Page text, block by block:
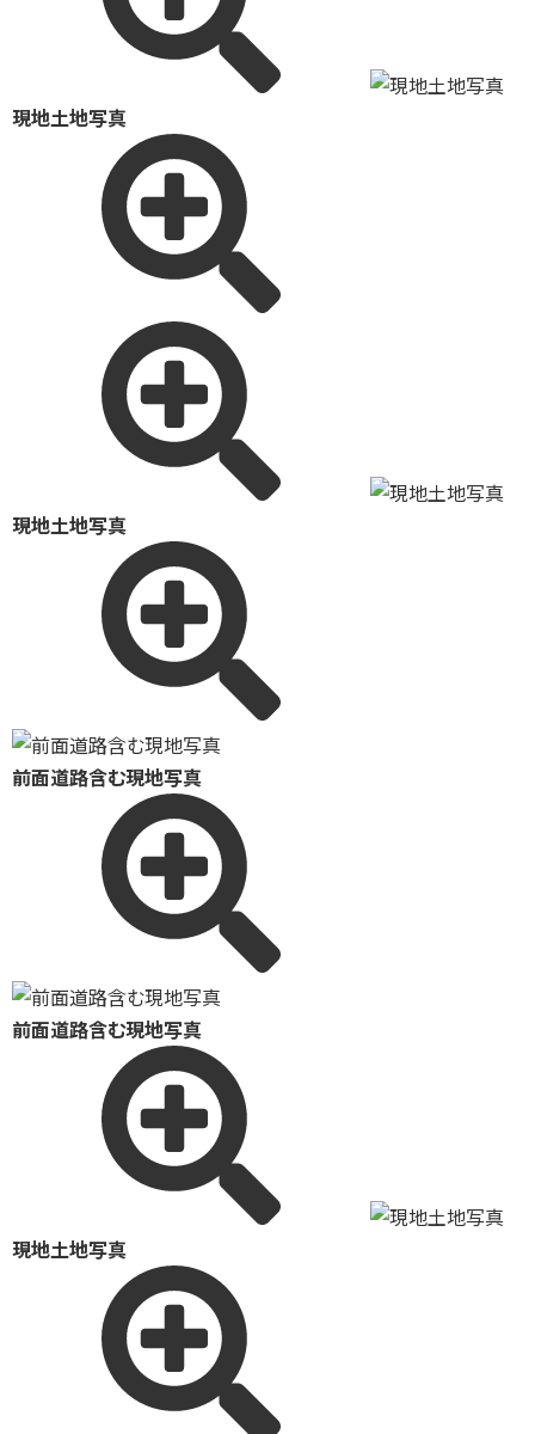
現地土地写真
現地土地写真
前面道路含む現地写真
前面道路含む現地写真
現地土地写真